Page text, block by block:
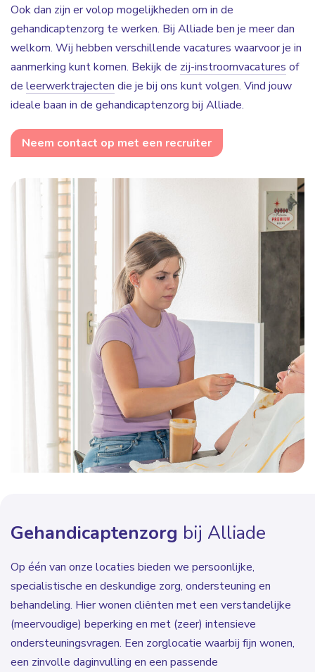
Ook dan zijn er volop mogelijkheden om in de
gehandicaptenzorg te werken. Bij Alliade ben je meer dan
welkom. Wij hebben verschillende vacatures waarvoor je in
aanmerking kunt komen. Bekijk de zij-instroomvacatures of
de leerwerktrajecten die je bij ons kunt volgen. Vind jouw
ideale baan in de gehandicaptenzorg bij Alliade.
Neem contact op met een recruiter
Gehandicaptenzorg bij Alliade
Op één van onze locaties bieden we persoonlijke,
specialistische en deskundige zorg, ondersteuning en
behandeling. Hier wonen cliënten met een verstandelijke
(meervoudige) beperking en met (zeer) intensieve
ondersteuningsvragen. Een zorglocatie waarbij fijn wonen,
een zinvolle daginvulling en een passende